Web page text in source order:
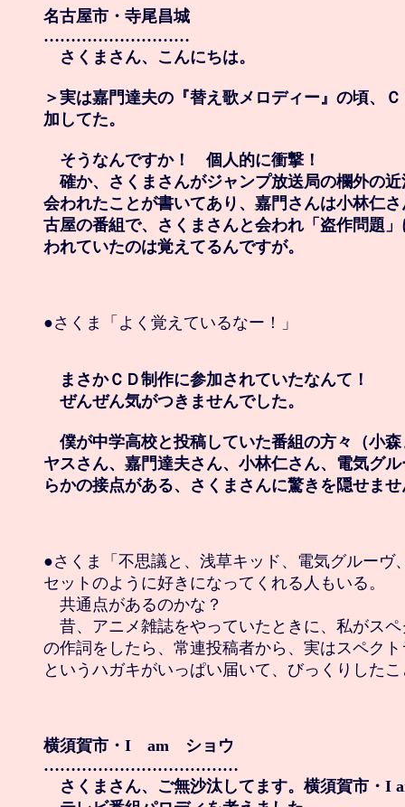
名古屋市・寺尾昌城
………………………
さくまさん、こんにちは。
＞実は嘉門達夫の『替え歌メロディー』の頃、
加してた。
そうなんですか！　個人的に衝撃！
確か、さくまさんがジャンプ放送局の欄外の
会われたことが書いてあり、嘉門さんは小林仁
古屋の番組で、さくまさんと会われ「盗作問題
われていたのは覚えてるんですが。
●さくま「よく覚えているなー！」
まさかＣＤ制作に参加されていたなんて！
ぜんぜん気がつきませんでした。
僕が中学高校と投稿していた番組の方々（小
ヤスさん、嘉門達夫さん、小林仁さん、電気グ
らかの接点がある、さくまさんに驚きを隠せま
●さくま「不思議と、浅草キッド、電気グルーヴ
セットのように好きになってくれる人もいる。
共通点があるのかな？
昔、アニメ雑誌をやっていたときに、私がス
の作詞をしたら、常連投稿者から、実はスペク
というハガキがいっぱい届いて、びっくりした
横須賀市・I　am　ショウ
………………………………
さくまさん、ご無沙汰してます。横須賀市・I